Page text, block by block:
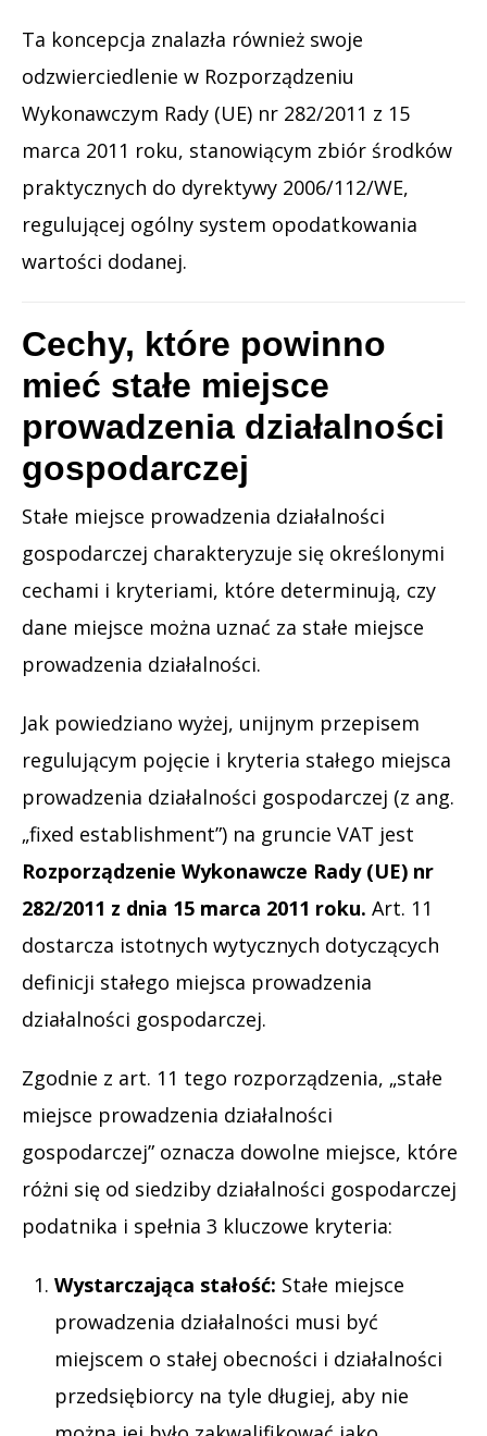
Ta koncepcja znalazła również swoje
odzwierciedlenie w Rozporządzeniu
Wykonawczym Rady (UE) nr 282/2011 z 15
marca 2011 roku, stanowiącym zbiór środków
praktycznych do dyrektywy 2006/112/WE,
regulującej ogólny system opodatkowania
wartości dodanej.
Cechy, które powinno
mieć stałe miejsce
prowadzenia działalności
gospodarczej
Stałe miejsce prowadzenia działalności
gospodarczej charakteryzuje się określonymi
cechami i kryteriami, które determinują, czy
dane miejsce można uznać za stałe miejsce
prowadzenia działalności.
Jak powiedziano wyżej, unijnym przepisem
regulującym pojęcie i kryteria stałego miejsca
prowadzenia działalności gospodarczej (z ang.
„fixed establishment”) na gruncie VAT jest
Rozporządzenie Wykonawcze Rady (UE) nr
282/2011 z dnia 15 marca 2011 roku. Art. 11
dostarcza istotnych wytycznych dotyczących
definicji stałego miejsca prowadzenia
działalności gospodarczej.
Zgodnie z art. 11 tego rozporządzenia, „stałe
miejsce prowadzenia działalności
gospodarczej” oznacza dowolne miejsce, które
różni się od siedziby działalności gospodarczej
podatnika i spełnia 3 kluczowe kryteria:
Wystarczająca stałość: Stałe miejsce
prowadzenia działalności musi być
miejscem o stałej obecności i działalności
przedsiębiorcy na tyle długiej, aby nie